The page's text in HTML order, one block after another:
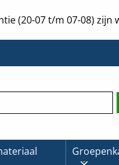
(20-07 t/m 07-08) zijn